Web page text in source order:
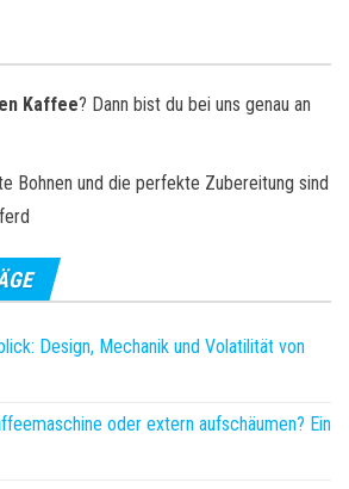
Kaffee? Dann bist du bei uns genau an
Bohnen und die perfekte Zubereitung sind
Design, Mechanik und Volatilität von
oder extern aufschäumen? Ein